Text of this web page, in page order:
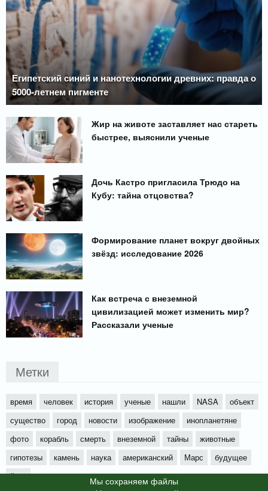
Мы cохраняем файлы
Египетский синий и нанотехнологии древних: правда о
5000-летнем пигменте
Жир на животе заставляет нас стареть
быстрее, выяснили ученые
Дочь Кастро пригласила Трюдо на
Кубу: тайна отцовства?
Формирование планет вокруг двойных
звёзд: исследование 2026
Как встреча с внеземной
цивилизацией может изменить мир?
Рассказали ученые
Метки
время человек история ученые нашли NASA
объект
существо
город новости изображение
инопланетяне
фото
корабль смерть внеземной тайны
животные
гипотезы
камень наука американский Марс
будущее
йети